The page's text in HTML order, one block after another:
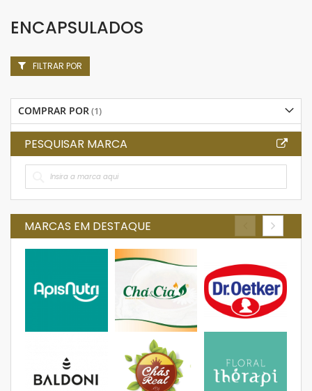
ENCAPSULADOS
FILTRAR POR
COMPRAR POR
PESQUISAR MARCA
MARCAS EM DESTAQUE